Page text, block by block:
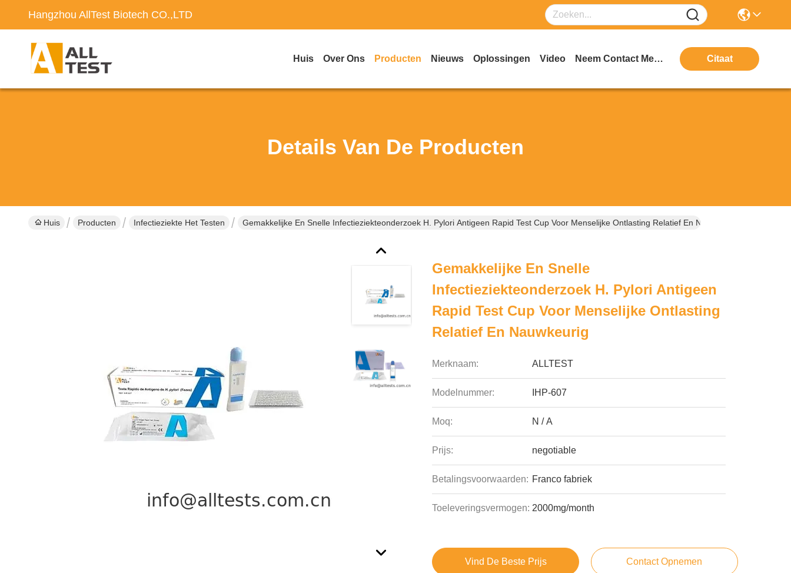
Hangzhou AllTest Biotech CO.,LTD
Huis Over Ons Producten Nieuws Oplossingen Video Neem Contact Met Ons Op Citaat
Details Van De Producten
Huis Producten Infectieziekte Het Testen Gemakkelijke En Snelle Infectieziekteonderzoek H. Pylori Antigeen Rapid Test Cup Voor Menselijke Ontlasting Relatief En Nauwkeurig
Gemakkelijke En Snelle
Infectieziekteonderzoek H. Pylori Antigeen
Rapid Test Cup Voor Menselijke Ontlasting
Relatief En Nauwkeurig
Merknaam: ALLTEST
Modelnummer: IHP-607
Moq: N / A
Prijs: negotiable
Betalingsvoorwaarden: Franco fabriek
Toeleveringsvermogen: 2000mg/month
Vind De Beste Prijs Contact Opnemen